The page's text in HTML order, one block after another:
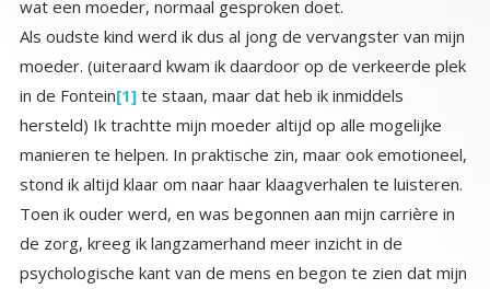
wat een moeder, normaal gesproken doet.
Als oudste kind werd ik dus al jong de vervangster van mijn
moeder. (uiteraard kwam ik daardoor op de verkeerde plek
in de Fontein[1]te staan, maar dat heb ik inmiddels
hersteld) Ik trachtte mijn moeder altijd op alle mogelijke
manieren te helpen. In praktische zin, maar ook emotioneel,
stond ik altijd klaar om naar haar klaagverhalen te luisteren.
Toen ik ouder werd, en was begonnen aan mijn carrière in
de zorg, kreeg ik langzamerhand meer inzicht in de
psychologische kant van de mens en begon te zien dat mijn
moeder -als ze dat zou willen- haar problemen te boven
kon komen. Ik begon haar nu te helpen op een andere
manier. Ik liet haar artikelen en boeken lezen, waarin
manieren stonden om je zelf te helpen. ‘Heel je leven’ van
Louise Hay was een van die boeken. Ook raadde ik haar
zelfhulpgroepen aan en therapeuten of coaches. Ze las alle
boeken en artikelen, en bezocht de diverse therapeuten.
Maar tot mijn verbazing veranderde er niets. Als ik er naar
vroeg, ontweek ze mijn vragen en wilde het liefst doen wat
ze altijd deed: klagen. Dat begon mijn visie op haar
‘problemen’ te veranderen. Er was een therapeute en daar
bleef ze naartoe gaan. Die deed geen pogingen om haar
gedrag te veranderen, maar bood haar jarenlang een
schouder om op uit te huilen en een luisterend oor naar de
klaagverhalen. Mijn ogen gingen pas echt open, door de
opmerking van een tante. Zij was een non, die in een
klooster woonde, en als mentrix werkte in een groot
ziekenhuis. Ze had veel mensenkennis en was een warme
hartelijke persoonlijkheid. Ik was 22 en pas moeder
geworden. Mijn ouders kwamen met deze tante op bezoek.
Mijn moeder kwam binnen met rood behuilde ogen. Mijn
man praatte met mijn vader en tante en hield onze
pasgeboren baby op schoot, en ik zette thee en koffie in
de keuken. Mijn moeder kwam haar beklag doen over mijn
vader bij mij in de keuken. Ik luisterde nog altijd met
aandacht en warmte. Toen ze even later weg was kwam
mijn tante helpen met de koffie en ze zei maar een zin:
denk maar niet dat je moeder het slachtoffer is, dat is je
vader, je moeder oefent enorme macht uit over je vader
door haar slachtoffergedrag. Deze zin kwam binnen als een
mokerslag. En in de dagen erna liet hij me niet los. Ik zag
plotseling met terugwerkende kracht alles wat mijn moeder
deed, en hoe mijn vader reageerde. Ik begreep nu dat mijn
vader ook de gevangene was van mijn moeders slachtoffer